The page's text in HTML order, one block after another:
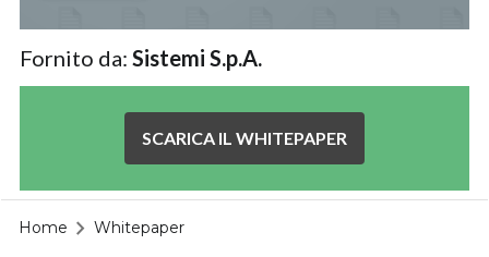
Fornito da:Sistemi S.p.A.
SCARICA IL WHITEPAPER
Home Whitepaper